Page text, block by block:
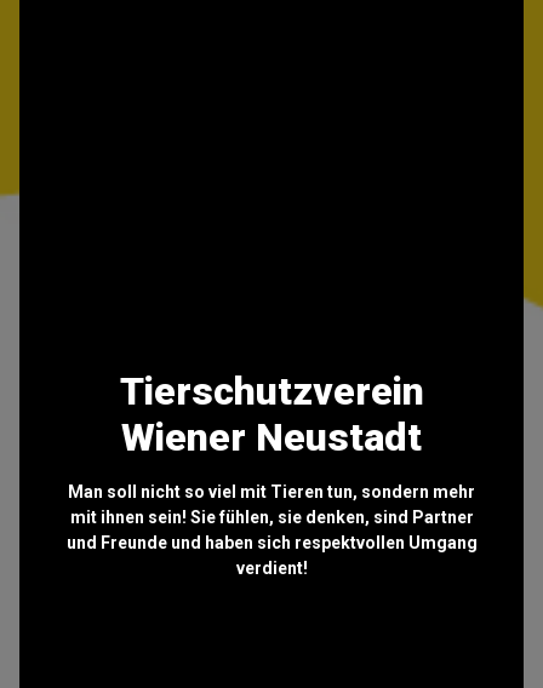
Tierschutzverein
Wiener Neustadt
Man soll nicht so viel mit Tieren tun, sondern mehr
mit ihnen sein! Sie fühlen, sie denken, sind Partner
und Freunde und haben sich respektvollen Umgang
verdient!